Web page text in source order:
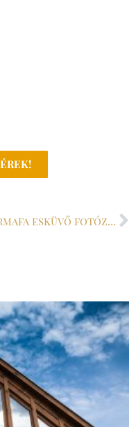
Normafa esküvő fotózásra – Kreatív esküvői fotózás hintával